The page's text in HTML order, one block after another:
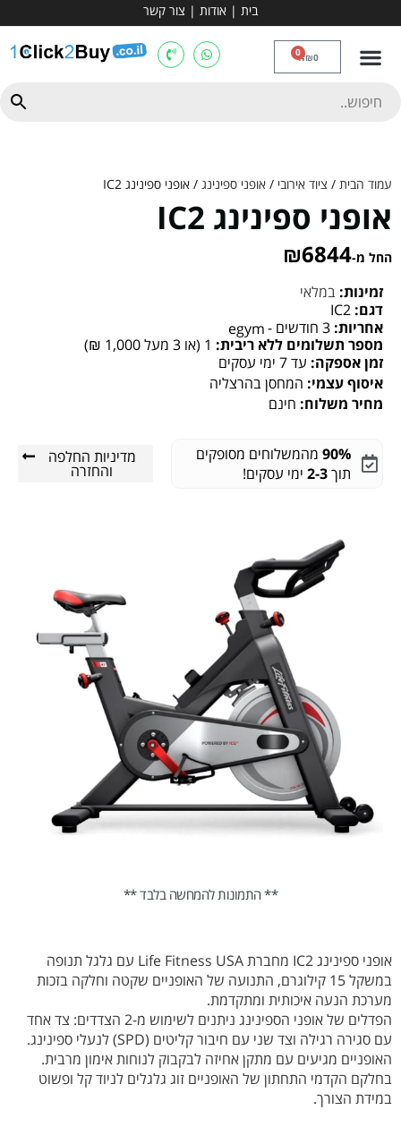
בית | אודות | צור קשר
₪0
0
עמוד הבית / ציוד אירובי / אופני ספינינג / אופני ספינינג IC2
אופני ספינינג IC2
החל מ- ₪6844
זמינות: במלאי
דגם: IC2
אחריות: 3 חודשים -
egym
מספר תשלומים ללא ריבית: 1 (או 3 מעל 1,000 ₪)
זמן אספקה: עד 7 ימי עסקים
איסוף עצמי: המחסן בהרצליה
מחיר משלוח: חינם
90% מהמשלוחים מסופקים
תוך2-3 ימי עסקים!
מדיניות החלפה
והחזרה
** התמונות להמחשה בלבד **
אופני ספינינג IC2 מחברת Life Fitness USA עם גלגל תנופה
במשקל 15 קילוגרם, התנועה של האופניים שקטה וחלקה בזכות
מערכת הנעה איכותית ומתקדמת.
הפדלים של אופני הספינינג ניתנים לשימוש מ-2 הצדדים: צד אחד
עם סגירה רגילה וצד שני עם חיבור קליטים (SPD) לנעלי ספינינג.
האופניים מגיעים עם מתקן אחיזה לבקבוק לנוחות אימון מרבית.
בחלקם הקדמי התחתון של האופניים זוג גלגלים לניוד קל ופשוט
במידת הצורך.